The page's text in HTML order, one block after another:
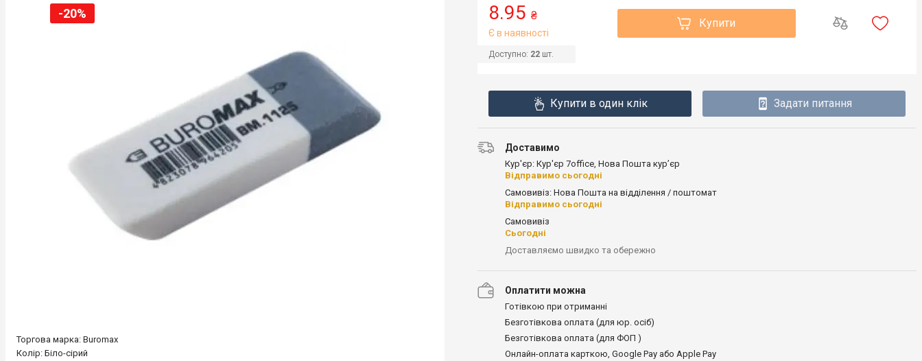
-20%
Торгова марка: Buromax
Колір: Біло-сірий
8.95 ₴
Є в наявності
Доступно: 22 шт.
Купити
Купити в один клік Задати питання
Доставимо
Кур'єр: Кур'єр 7office, Нова Пошта кур’єр
Відправимо сьогодні
Самовивіз: Нова Пошта на відділення / поштомат
Відправимо сьогодні
Самовивіз
Сьогодні
Доставляємо швидко та обережно
Оплатити можна
Готівкою при отриманні
Безготівкова оплата (для юр. осіб)
Безготівкова оплата (для ФОП )
Онлайн-оплата карткою, Google Pay або Apple Pay